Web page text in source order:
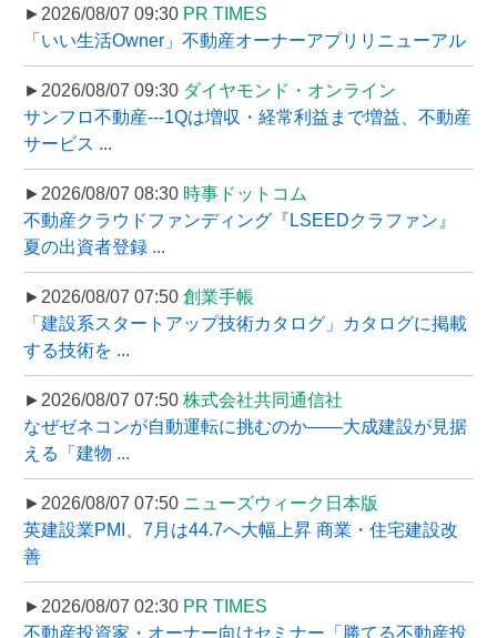
►2026/08/07 09:30 PR TIMES
「いい生活Owner」不動産オーナーアプリリニューアル
►2026/08/07 09:30 ダイヤモンド・オンライン
サンフロ不動産---1Qは増収・経常利益まで増益、不動産
サービス ...
►2026/08/07 08:30 時事ドットコム
不動産クラウドファンディング『LSEEDクラファン』
夏の出資者登録 ...
►2026/08/07 07:50 創業手帳
「建設系スタートアップ技術カタログ」カタログに掲載
する技術を ...
►2026/08/07 07:50 株式会社共同通信社
なぜゼネコンが自動運転に挑むのか――大成建設が見据
える「建物 ...
►2026/08/07 07:50 ニューズウィーク日本版
英建設業PMI、7月は44.7へ大幅上昇 商業・住宅建設改
善
►2026/08/07 02:30 PR TIMES
不動産投資家・オーナー向けセミナー「勝てる不動産投